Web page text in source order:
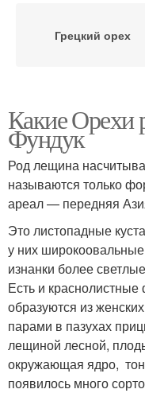
Грецкий орех
Бразильские
Какие Орехи
Фундук
Род лещина
называются только
ареал — передняя
Это листопадные
у них
изнанки более
Есть и
образуются из
парами в пазухах
лещиной лесной,
окружающая ядро,
появилось много